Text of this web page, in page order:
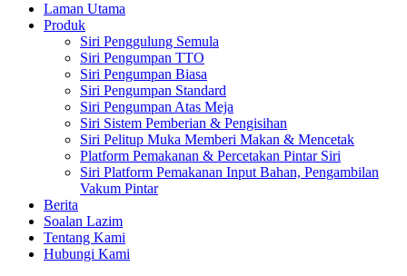
Laman Utama
Produk
Siri Penggulung Semula
Siri Pengumpan TTO
Siri Pengumpan Biasa
Siri Pengumpan Standard
Siri Pengumpan Atas Meja
Siri Sistem Pemberian & Pengisihan
Siri Pelitup Muka Memberi Makan & Mencetak
Platform Pemakanan & Percetakan Pintar Siri
Siri Platform Pemakanan Input Bahan, Pengambilan
Vakum Pintar
Berita
Soalan Lazim
Tentang Kami
Hubungi Kami